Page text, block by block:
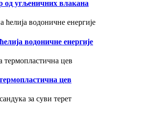
од угљеничних влакана
водоничне енергије
цев